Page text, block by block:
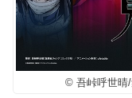
© 吾峠呼世晴